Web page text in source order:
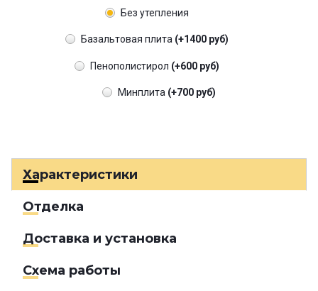
Без утепления
Базальтовая плита (+1400 руб)
Пенополистирол (+600 руб)
Минплита (+700 руб)
Характеристики
Отделка
Доставка и установка
Схема работы